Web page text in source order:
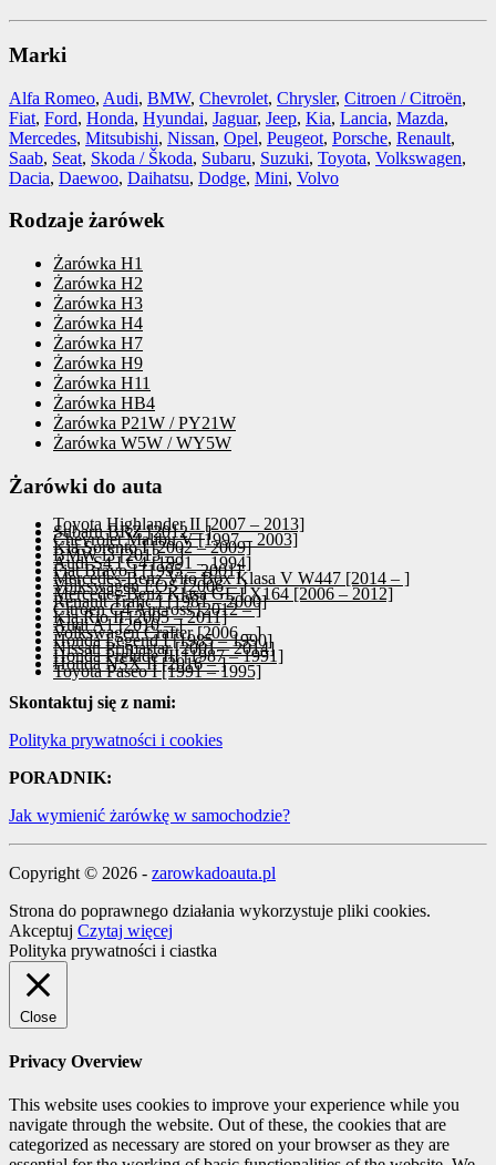
Marki
Alfa Romeo, Audi, BMW, Chevrolet, Chrysler, Citroen / Citroën,
Fiat, Ford, Honda, Hyundai, Jaguar, Jeep, Kia, Lancia, Mazda,
Mercedes, Mitsubishi, Nissan, Opel, Peugeot, Porsche, Renault,
Saab, Seat, Skoda / Škoda, Subaru, Suzuki, Toyota, Volkswagen,
Dacia, Daewoo, Daihatsu, Dodge, Mini, Volvo
Rodzaje żarówek
Żarówka H1
Żarówka H2
Żarówka H3
Żarówka H4
Żarówka H7
Żarówka H9
Żarówka H11
Żarówka HB4
Żarówka P21W / PY21W
Żarówka W5W / WY5W
Żarówki do auta
Toyota Highlander II [2007 – 2013]
Subaru BRZ [2012 – ]
Chevrolet Malibu V [1997 – 2003]
Kia Sorento I [2002 – 2009]
BMW i3 [2013 – ]
Audi S4 I C4 [1991 – 1994]
Fiat Bravo I [1995 – 2001]
Mercedes-Benz Vito Box Klasa V W447 [2014 – ]
Volkswagen EOS [2006 – ]
Mercedes-Benz Klasa GL I X164 [2006 – 2012]
Renault Trafic I [1981 – 2000]
Citroen C4 Aircross [2012 – ]
Kia Rio II [2005 – 2011]
Audi A1 [2010 – ]
Volkswagen Crafter [2006 – ]
Honda Legend I [1985 – 1990]
Nissan Primastar [2001 – 2014]
Honda Prelude III [1987 – 1991]
Honda NSX II [2016 – ]
Toyota Paseo I [1991 – 1995]
Skontaktuj się z nami:
Polityka prywatności i cookies
PORADNIK:
Jak wymienić żarówkę w samochodzie?
Copyright © 2026 - zarowkadoauta.pl
Strona do poprawnego działania wykorzystuje pliki cookies.
Akceptuj Czytaj więcej
Polityka prywatności i ciastka
Close
Privacy Overview
This website uses cookies to improve your experience while you
navigate through the website. Out of these, the cookies that are
categorized as necessary are stored on your browser as they are